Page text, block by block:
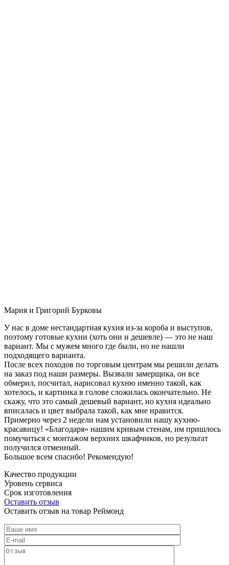
Мария и Григорий Бурковы
У нас в доме нестандартная кухня из-за короба и выступов,
поэтому готовые кухни (хоть они и дешевле) — это не наш
вариант. Мы с мужем много где были, но не нашли
подходящего варианта.
После всех походов по торговым центрам мы решили делать
на заказ под наши размеры. Вызвали замерщика, он все
обмерил, посчитал, нарисовал кухню именно такой, как
хотелось, и картинка в голове сложилась окончательно. Не
скажу, что это самый дешевый вариант, но кухня идеально
вписалась и цвет выбрала такой, как мне нравится.
Примерно через 2 недели нам установили нашу кухню-
красавицу! «Благодаря» нашим кривым стенам, им пришлось
помучиться с монтажом верхних шкафчиков, но результат
получился отменный.
Большое всем спасибо! Рекомендую!
Качество продукции
Уровень сервиса
Срок изготовления
Оставить отзыв
Оставить отзыв на товар Реймонд